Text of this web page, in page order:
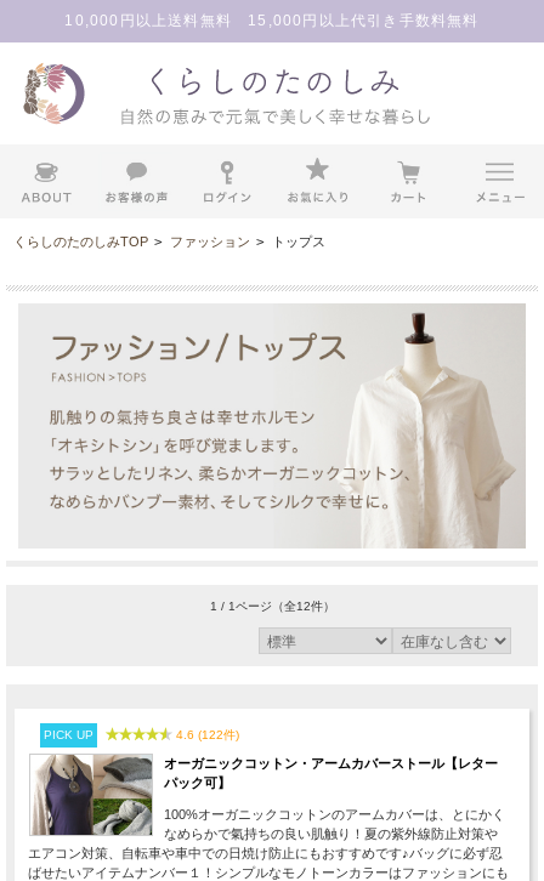
10,000円以上送料無料 15,000円以上代引き手数料無料
くらしのたのしみTOP > ファッション > トップス
1 / 1ページ （全12件）
PICK UP 4.6 (122件)
オーガニックコットン・アームカバーストール【レター
パック可】
100%オーガニックコットンのアームカバーは、とにかく
なめらかで氣持ちの良い肌触り！夏の紫外線防止対策や
エアコン対策、自転車や車中での日焼け防止にもおすすめです♪バッグに必ず忍
ばせたいアイテムナンバー１！シンプルなモノトーンカラーはファッションにも